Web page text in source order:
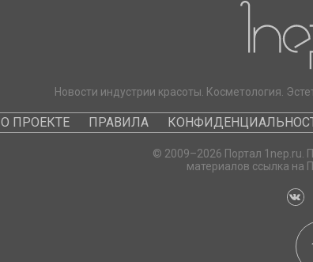
Новости индустрии красоты. Косметология.
О ПРОЕКТЕ ПРАВИЛА
© 2009–2026 Портал 1nep.ru.
материалов ссылка на